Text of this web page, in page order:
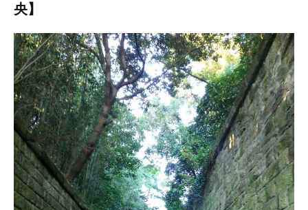
イン
フェ
央】